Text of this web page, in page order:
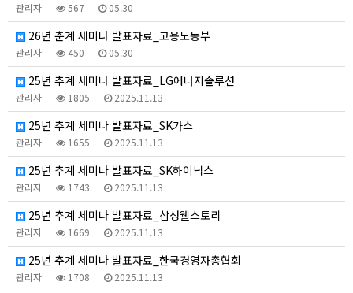
관리자 567 05.30
26년 춘계 세미나 발표자료_고용노동부
관리자 450 05.30
25년 추계 세미나 발표자료_LG에너지솔루션
관리자 1805 2025.11.13
25년 추계 세미나 발표자료_SK가스
관리자 1655 2025.11.13
25년 추계 세미나 발표자료_SK하이닉스
관리자 1743 2025.11.13
25년 추계 세미나 발표자료_삼성웰스토리
관리자 1669 2025.11.13
25년 추계 세미나 발표자료_한국경영자총협회
관리자 1708 2025.11.13